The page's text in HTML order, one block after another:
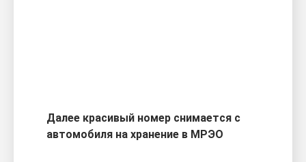
Далее красивый номер снимается с
автомобиля на хранение в МРЭО